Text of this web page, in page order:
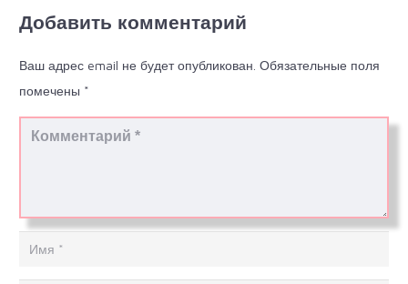
Добавить комментарий
Ваш адрес email не будет опубликован. Обязательные поля
помечены *